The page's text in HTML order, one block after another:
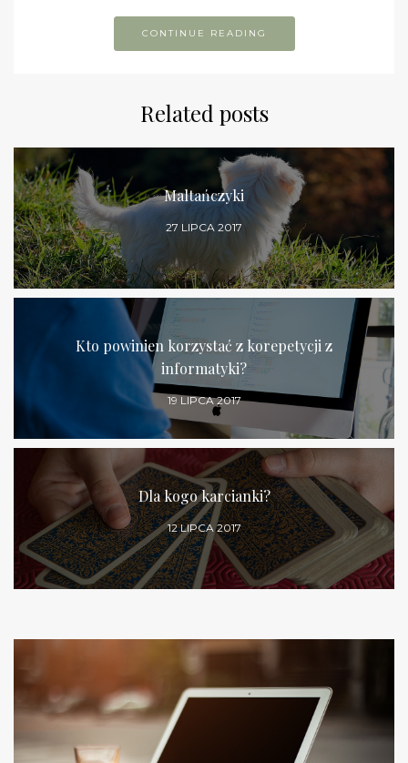
CONTINUE READING
Related posts
Maltańczyki
27 LIPCA 2017
Kto powinien korzystać z korepetycji z
informatyki?
19 LIPCA 2017
Dla kogo karcianki?
12 LIPCA 2017